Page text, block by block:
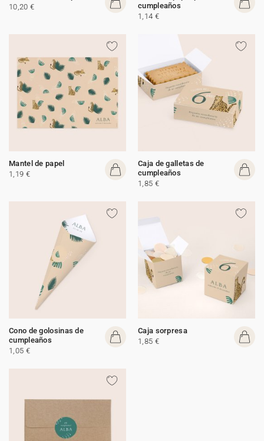
10,20 €
cumpleaños
1,14 €
Mantel de papel
1,19 €
Caja de galletas de
cumpleaños
1,85 €
Cono de golosinas de
cumpleaños
1,05 €
Caja sorpresa
1,85 €